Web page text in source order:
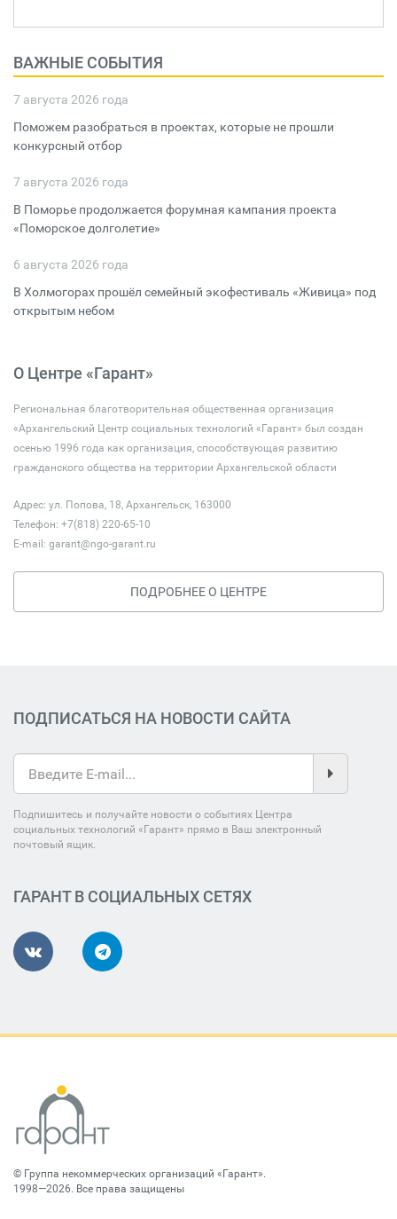
ВАЖНЫЕ СОБЫТИЯ
7 августа 2026 года
Поможем разобраться в проектах, которые не прошли
конкурсный отбор
7 августа 2026 года
В Поморье продолжается форумная кампания проекта
«Поморское долголетие»
6 августа 2026 года
В Холмогорах прошёл семейный экофестиваль «Живица» под
открытым небом
О Центре «Гарант»
Региональная благотворительная общественная организация
«Архангельский Центр социальных технологий «Гарант» был создан
осенью 1996 года как организация, способствующая развитию
гражданского общества на территории Архангельской области
Адрес: ул. Попова, 18, Архангельск, 163000
Телефон: +7(818) 220-65-10
E-mail: garant@ngo-garant.ru
ПОДРОБНЕЕ О ЦЕНТРЕ
ПОДПИСАТЬСЯ НА НОВОСТИ САЙТА
Подпишитесь и получайте новости о событиях Центра
социальных технологий «Гарант» прямо в Ваш электронный
почтовый ящик.
ГАРАНТ В СОЦИАЛЬНЫХ СЕТЯХ
© Группа некоммерческих организаций «Гарант».
1998—2026. Все права защищены